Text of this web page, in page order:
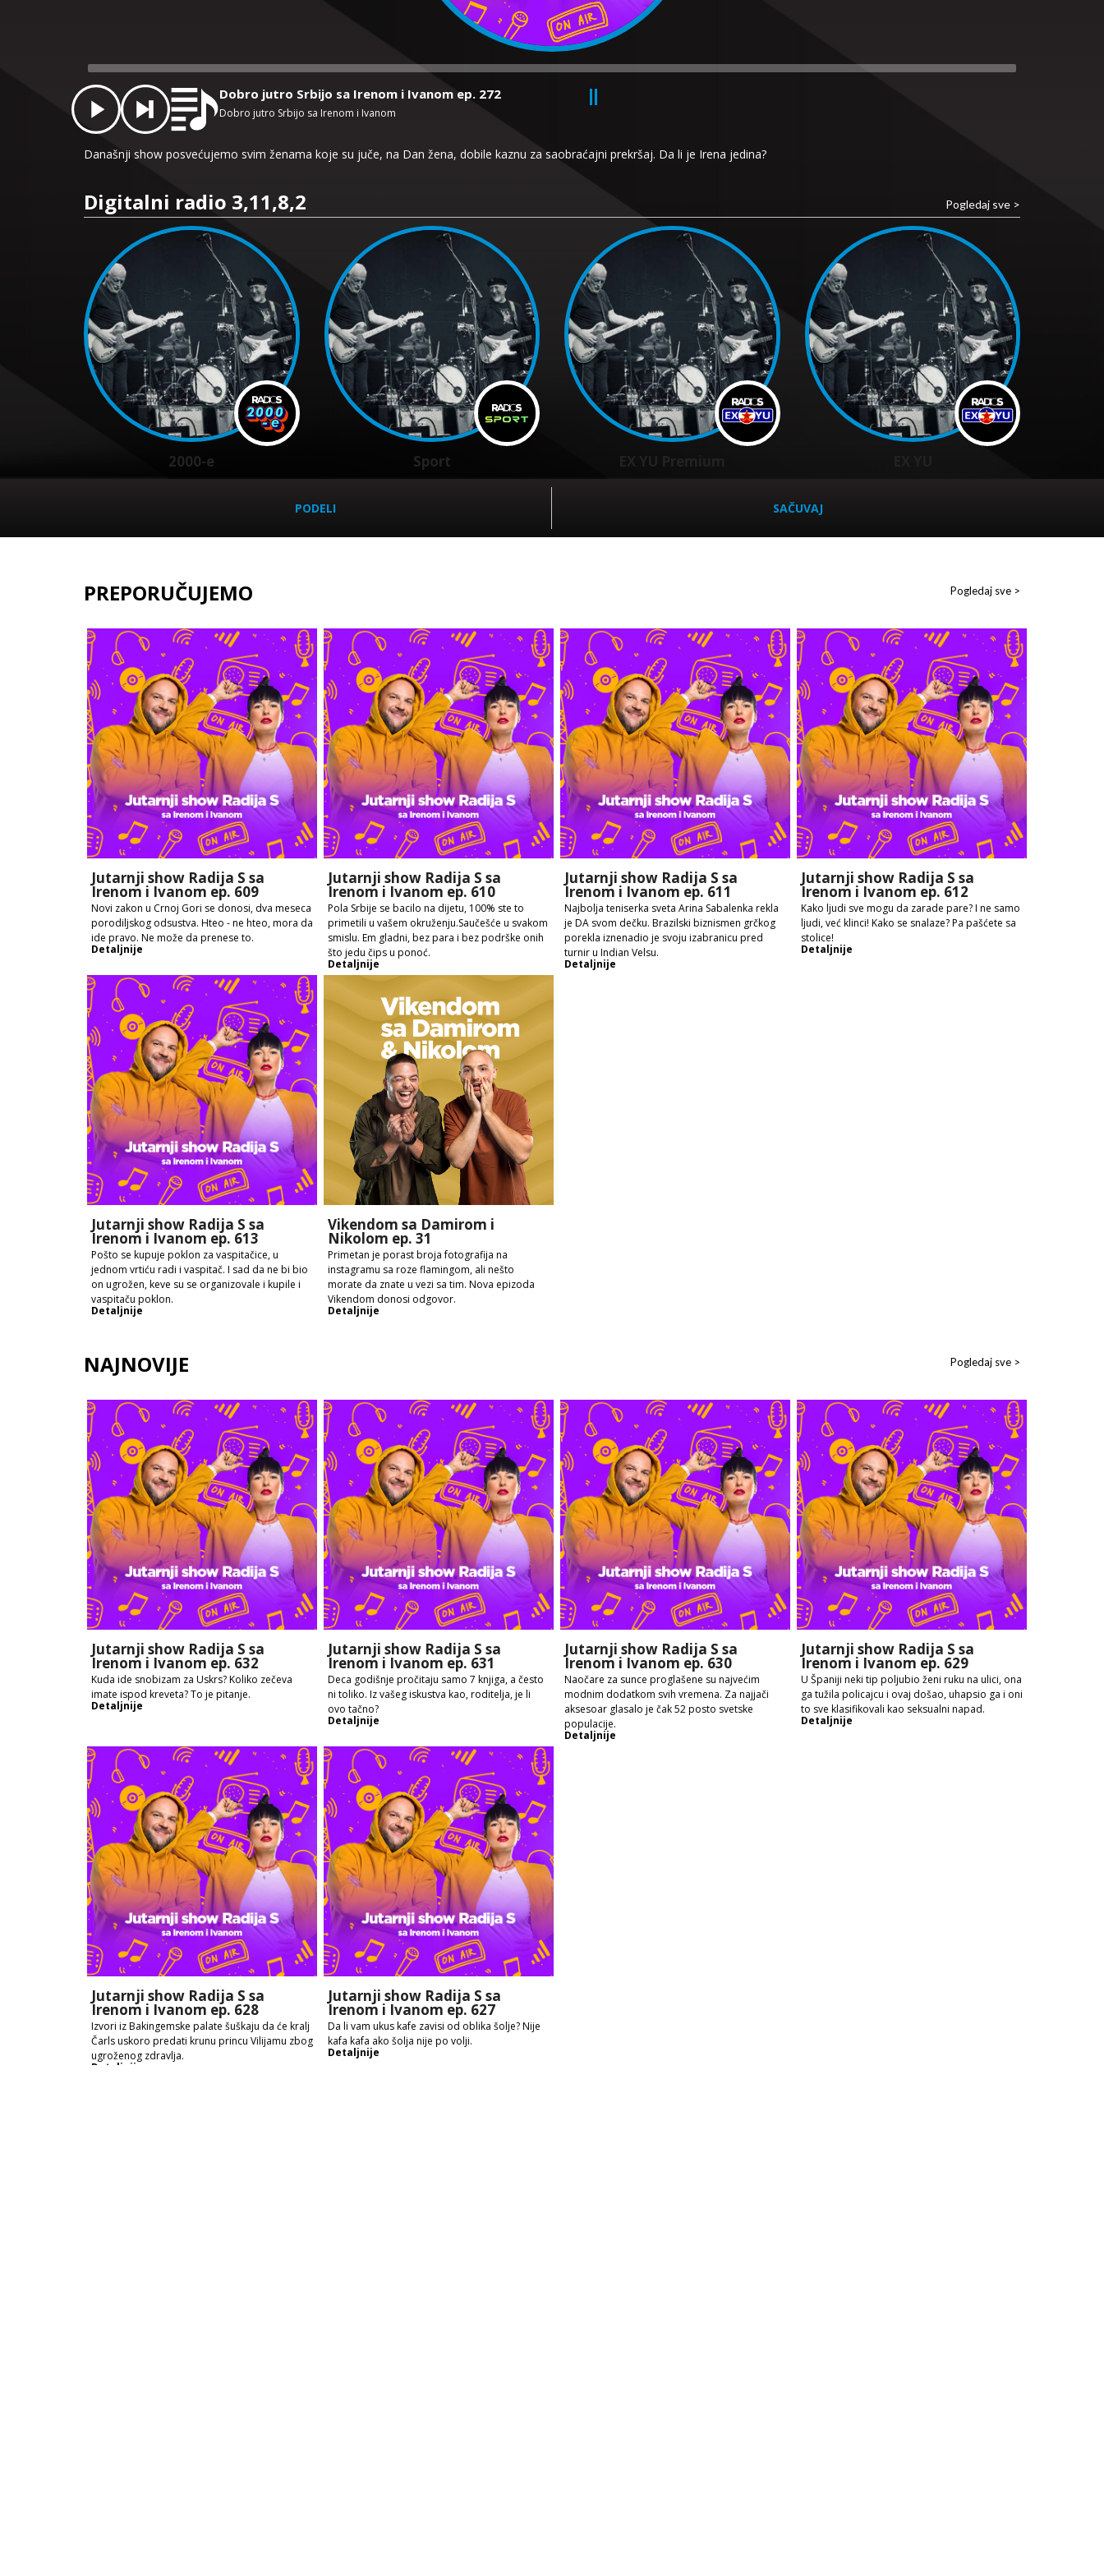
Player
Dobro jutro Srbijo sa Irenom i Ivanom ep. 272
Dobro jutro Srbijo sa Irenom i Ivanom
Današnji show posvećujemo svim ženama koje su juče, na Dan žena, dobile kaznu za saobraćajni prekršaj. Da li je Irena jedina?
Digitalni radio 3,11,8,2 Pogledaj sve >
2000-e Sport
PODELI SAČUVAJ
PREPORUČUJEMO Pogledaj sve >
Jutarnji show Radija S sa
Irenom i Ivanom ep. 609
Novi zakon u Crnoj Gori se donosi, dva meseca
porodiljskog odsustva. Hteo - ne hteo, mora da
ide pravo. Ne može da prenese to.
Detaljnije
Jutarnji show Radija S sa
Irenom i Ivanom ep. 610
Pola Srbije se bacilo na dijetu, 100% ste to
primetili u vašem okruženju.Saučešće u svakom
smislu. Em gladni, bez para i bez podrške onih
što jedu čips u ponoć.
Detaljnije
Jutarnji show Radija S sa
Irenom i Ivanom ep. 611
Najbolja teniserka sveta Arina Sabalenka rekla
je DA svom dečku. Brazilski biznismen grčkog
porekla iznenadio je svoju izabranicu pred
turnir u Indian Velsu.
Detaljnije
Jutarnji show Radija S sa
Irenom i Ivanom ep. 612
Kako ljudi sve mogu da zarade pare? I ne samo
ljudi, već klinci! Kako se snalaze? Pa pašćete sa
stolice!
Detaljnije
Jutarnji show Radija S sa
Irenom i Ivanom ep. 613
Pošto se kupuje poklon za vaspitačice, u
jednom vrtiću radi i vaspitač. I sad da ne bi bio
on ugrožen, keve su se organizovale i kupile i
vaspitaču poklon.
Detaljnije
Vikendom sa Damirom i
Nikolom ep. 31
Primetan je porast broja fotografija na
instagramu sa roze flamingom, ali nešto
morate da znate u vezi sa tim. Nova epizoda
Vikendom donosi odgovor.
Detaljnije
NAJNOVIJE Pogledaj sve >
Jutarnji show Radija S sa
Irenom i Ivanom ep. 632
Kuda ide snobizam za Uskrs? Koliko zečeva
imate ispod kreveta? To je pitanje.
Detaljnije
Jutarnji show Radija S sa
Irenom i Ivanom ep. 631
Deca godišnje pročitaju samo 7 knjiga, a često
ni toliko. Iz vašeg iskustva kao, roditelja, je li
ovo tačno?
Detaljnije
Jutarnji show Radija S sa
Irenom i Ivanom ep. 630
Naočare za sunce proglašene su najvećim
modnim dodatkom svih vremena. Za najjači
aksesoar glasalo je čak 52 posto svetske
populacije.
Detaljnije
Jutarnji show Radija S sa
Irenom i Ivanom ep. 629
U Španiji neki tip poljubio ženi ruku na ulici, ona
ga tužila policajcu i ovaj došao, uhapsio ga i oni
to sve klasifikovali kao seksualni napad.
Detaljnije
Jutarnji show Radija S sa
Irenom i Ivanom ep. 628
Izvori iz Bakingemske palate šuškaju da će kralj
Čarls uskoro predati krunu princu Vilijamu zbog
ugroženog zdravlja.
Detaljnije
Jutarnji show Radija S sa
Irenom i Ivanom ep. 627
Da li vam ukus kafe zavisi od oblika šolje? Nije
kafa kafa ako šolja nije po volji.
Detaljnije